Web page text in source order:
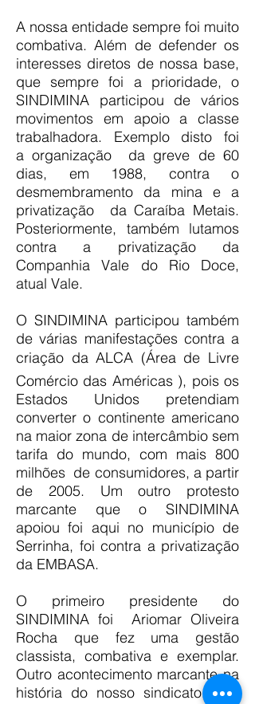
A nossa entidade sempre foi muito
combativa. Além de defender os
interesses diretos de nossa base,
que sempre foi a prioridade, o
SINDIMINA participou de vários
movimentos em apoio a classe
trabalhadora. Exemplo disto foi
a organização da greve de 60
dias, em 1988, contra o
desmembramento da mina e a
privatização da Caraíba Metais.
Posteriormente, também lutamos
contra a privatização da
Companhia Vale do Rio Doce,
atual Vale.
O SINDIMINA participou também
de várias manifestações contra a
criação da ALCA (Área de Livre
Comércio das Américas ), pois os
Estados Unidos pretendiam
converter o continente americano
na maior zona de intercâmbio sem
tarifa do mundo, com mais 800
milhões de consumidores, a partir
de 2005. Um outro protesto
marcante que o SINDIMINA
apoiou foi aqui no município de
Serrinha, foi contra a privatização
da EMBASA.
O primeiro presidente do
SINDIMINA foi Ariomar Oliveira
Rocha que fez uma gestão
classista, combativa e exemplar.
Outro acontecimento marcante na
história do nosso sindicato, é o